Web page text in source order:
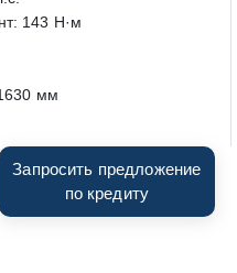
143 Н·м
мм
Запросить предложение
по кредиту